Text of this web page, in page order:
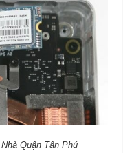
Quận Tân Phú